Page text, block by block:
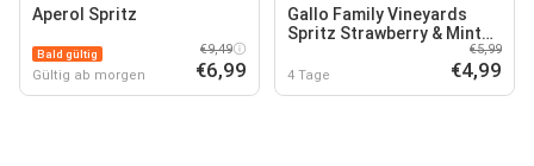
Aperol Spritz
Bald gültig
Gültig ab morgen
€9,49
€6,99
Gallo Family Vineyards
Spritz Strawberry & Mint
4 Tage
€5,99
€4,99